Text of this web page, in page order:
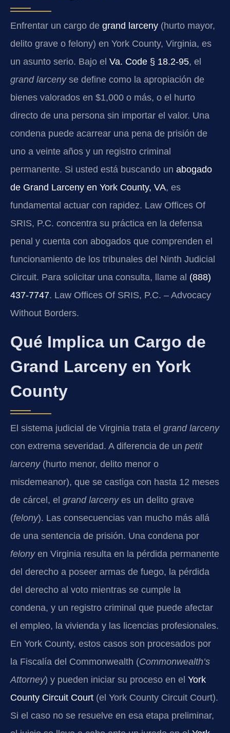
Enfrentar un cargo de grand larceny (hurto mayor,
delito grave o felony) en York County, Virginia, es
un asunto serio. Bajo el Va. Code § 18.2-95, el
grand larcenyse define como la apropiación de
bienes valorados en $1,000 o más, o el hurto
directo de una persona sin importar el valor. Una
condena puede acarrear una pena de prisión de
uno a veinte años y un registro criminal
permanente. Si usted está buscando un abogado
de Grand Larceny en York County, VA, es
fundamental actuar con rapidez. Law Offices Of
SRIS, P.C. concentra su práctica en la defensa
penal y cuenta con abogados que comprenden el
funcionamiento de los tribunales del Ninth Judicial
Circuit. Para solicitar una consulta, llame al (888)
437-7747. Law Offices Of SRIS, P.C. – Advocacy
Without Borders.
Qué Implica un Cargo de
Grand Larceny en York
County
El sistema judicial de Virginia trata el grand larceny
con extrema severidad. A diferencia de un petit
larceny(hurto menor, delito menor o
misdemeanor), que se castiga con hasta 12 meses
de cárcel, el grand larcenyes un delito grave
(felony). Las consecuencias van mucho más allá
de una sentencia de prisión. Una condena por
felonyen Virginia resulta en la pérdida permanente
del derecho a poseer armas de fuego, la pérdida
del derecho al voto mientras se cumple la
condena, y un registro criminal que puede afectar
el empleo, la vivienda y las licencias profesionales.
En York County, estos casos son procesados por
la Fiscalía del Commonwealth (Commonwealth’s
Attorney) y pueden iniciar su proceso en el York
County Circuit Court (el York County Circuit Court).
Si el caso no se resuelve en esa etapa preliminar,